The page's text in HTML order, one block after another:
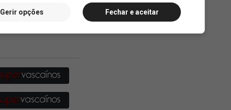
Fechar e aceitar
Gerir opções